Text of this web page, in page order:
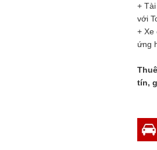
+
với
+ Xe
ứng
tín,